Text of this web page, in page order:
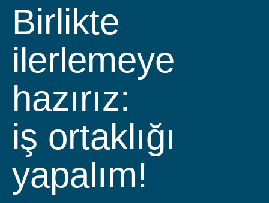
Birlikte
ilerlemeye
hazırız:
iş ortaklığı
yapalım!